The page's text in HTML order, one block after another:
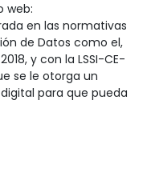
web:
en las normativas
de Datos como el,
y con la LSSI-CE-
se le otorga un
para que pueda